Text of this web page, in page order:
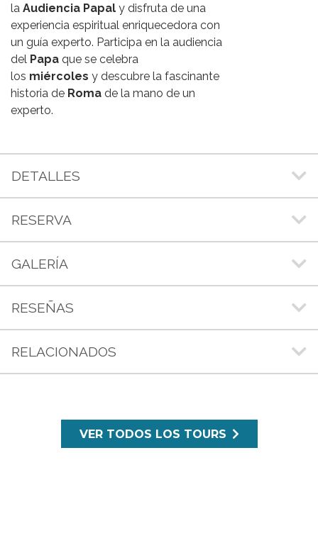
la Audiencia Papal y disfruta de una
experiencia espiritual enriquecedora con
un guía experto. Participa en la audiencia
del Papa que se celebra
los miércoles y descubre la fascinante
historia de Roma de la mano de un
experto.
DETALLES
RESERVA
GALERÍA
RESEÑAS
RELACIONADOS
VER TODOS LOS TOURS